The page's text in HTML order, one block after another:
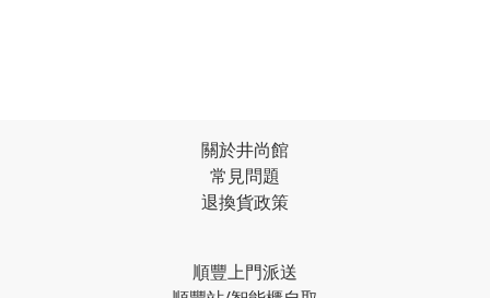
關於井尚館
常見問題
退換貨政策
順豐上門派送